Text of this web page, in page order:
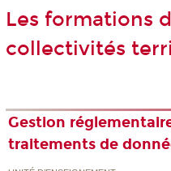
Les formations
collectivités
Gestion
traitements de